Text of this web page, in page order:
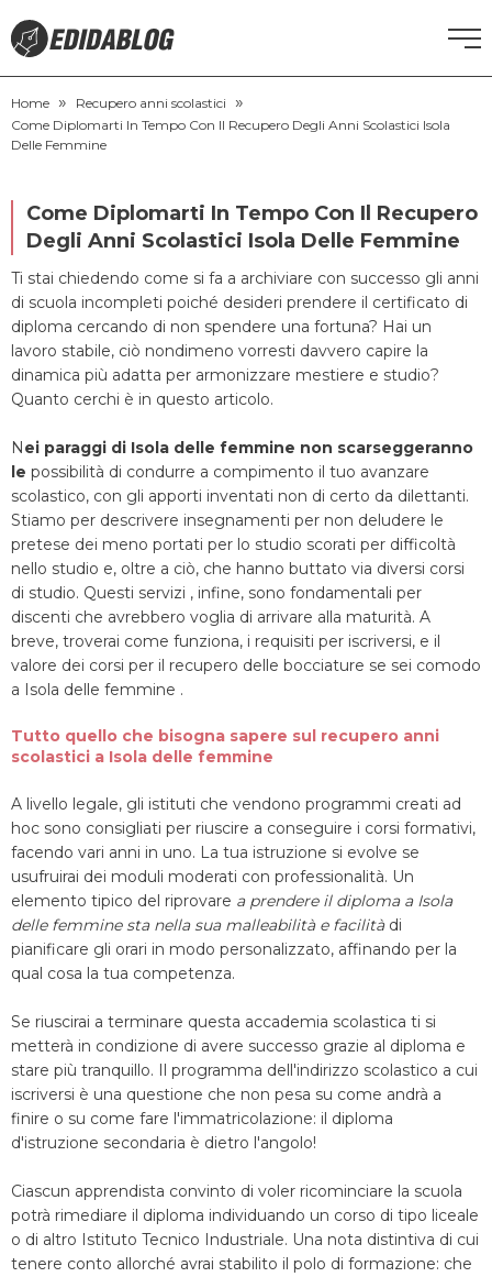
CORSI DI INGLESE
SCUOLE PRIVATE
SCUOLE SERALI
NEWS
Home » Recupero anni scolastici »
Come Diplomarti In Tempo Con Il Recupero Degli Anni Scolastici Isola
Delle Femmine
Come Diplomarti In Tempo Con Il Recupero
Degli Anni Scolastici Isola Delle Femmine
Ti stai chiedendo come si fa a archiviare con successo gli anni
di scuola incompleti poiché desideri prendere il certificato di
diploma cercando di non spendere una fortuna? Hai un
lavoro stabile, ciò nondimeno vorresti davvero capire la
dinamica più adatta per armonizzare mestiere e studio?
Quanto cerchi è in questo articolo.
Nei paraggi di Isola delle femmine non scarseggeranno
le possibilità di condurre a compimento il tuo avanzare
scolastico, con gli apporti inventati non di certo da dilettanti.
Stiamo per descrivere insegnamenti per non deludere le
pretese dei meno portati per lo studio scorati per difficoltà
nello studio e, oltre a ciò, che hanno buttato via diversi corsi
di studio. Questi servizi , infine, sono fondamentali per
discenti che avrebbero voglia di arrivare alla maturità. A
breve, troverai come funziona, i requisiti per iscriversi, e il
valore dei corsi per il recupero delle bocciature se sei comodo
a Isola delle femmine .
Tutto quello che bisogna sapere sul recupero anni
scolastici a Isola delle femmine
A livello legale, gli istituti che vendono programmi creati ad
hoc sono consigliati per riuscire a conseguire i corsi formativi,
facendo vari anni in uno. La tua istruzione si evolve se
usufruirai dei moduli moderati con professionalità. Un
elemento tipico del riprovare a prendere il diploma a Isola
delle femmine sta nella sua malleabilità e facilitàdi
pianificare gli orari in modo personalizzato, affinando per la
qual cosa la tua competenza.
Se riuscirai a terminare questa accademia scolastica ti si
metterà in condizione di avere successo grazie al diploma e
stare più tranquillo. Il programma dell'indirizzo scolastico a cui
iscriversi è una questione che non pesa su come andrà a
finire o su come fare l'immatricolazione: il diploma
d'istruzione secondaria è dietro l'angolo!
Ciascun apprendista convinto di voler ricominciare la scuola
potrà rimediare il diploma individuando un corso di tipo liceale
o di altro Istituto Tecnico Industriale. Una nota distintiva di cui
tenere conto allorché avrai stabilito il polo di formazione: che